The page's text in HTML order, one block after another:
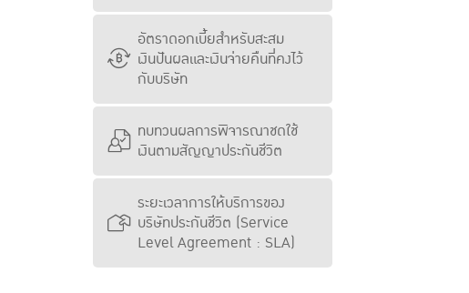
อัตราดอกเบี้ยสำหรับสะสม
เงินปันผลและเงินจ่ายคืนที่คงไว้
กับบริษัท
ทบทวนผลการพิจารณาชดใช้
เงินตามสัญญาประกันชีวิต
ระยะเวลาการให้บริการของ
บริษัทประกันชีวิต (Service
Level Agreement : SLA)